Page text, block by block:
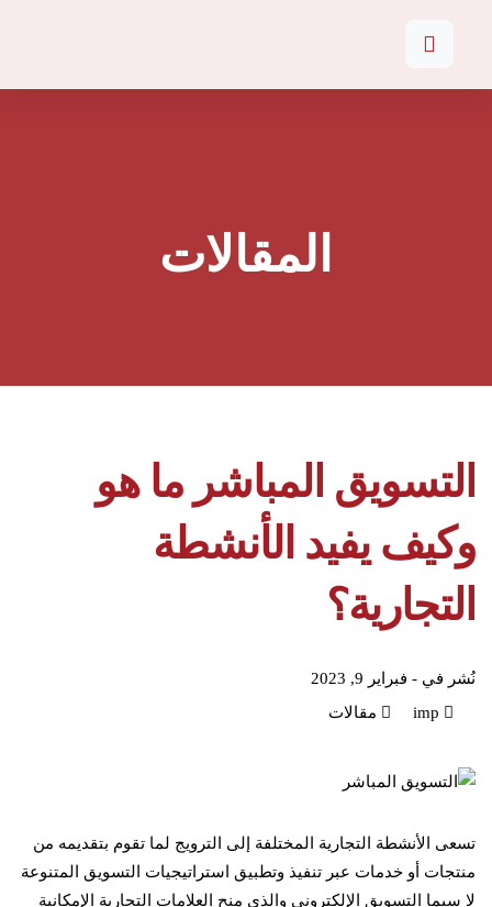
المقالات
التسويق المباشر ما هو
وكيف يفيد الأنشطة
التجارية؟
نُشر في - فبراير 9, 2023
imp
مقالات
تسعى الأنشطة التجارية المختلفة إلى الترويج لما تقوم بتقديمه من
منتجات أو خدمات عبر تنفيذ وتطبيق استراتيجيات التسويق المتنوعة
لا سيما التسويق الإلكتروني والذي منح العلامات التجارية الإمكانية